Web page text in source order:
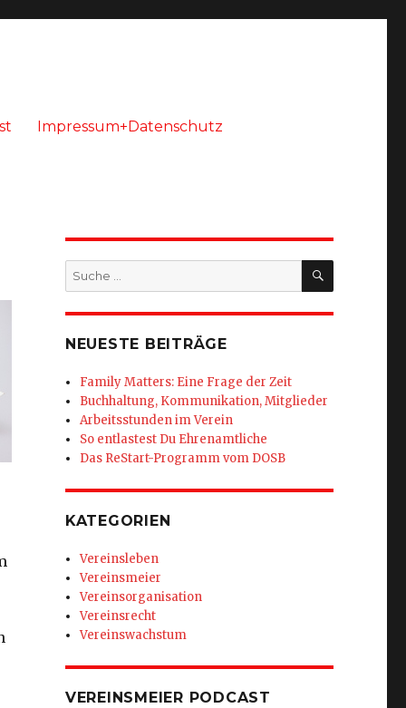
Impressum+Datenschutz
Suche
nach:
SUCHEN
NEUESTE BEITRÄGE
Family Matters: Eine Frage der Zeit
Buchhaltung, Kommunikation, Mitglieder
Arbeitsstunden im Verein
So entlastest Du Ehrenamtliche
Das ReStart-Programm vom DOSB
KATEGORIEN
Vereinsleben
Vereinsmeier
Vereinsorganisation
Vereinsrecht
Vereinswachstum
VEREINSMEIER PODCAST